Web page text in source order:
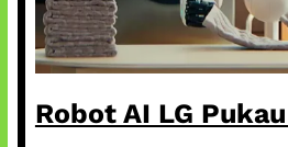
Robot AI LG Pukau